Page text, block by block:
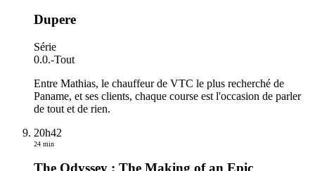
Dupere
Série
0.0.-Tout
Entre Mathias, le chauffeur de VTC le plus recherché de
Paname, et ses clients, chaque course est l'occasion de parler
de tout et de rien.
20h42
24 min
The Odyssey : The Making of an Epic